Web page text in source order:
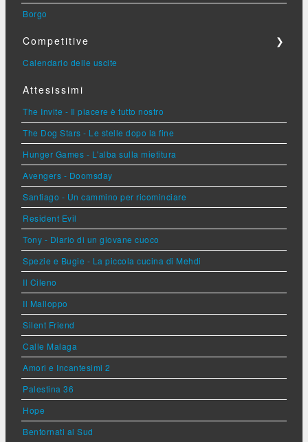
Borgo
Competitive ❯
Calendario delle uscite
Attesissimi
The Invite - Il piacere è tutto nostro
The Dog Stars - Le stelle dopo la fine
Hunger Games - L'alba sulla mietitura
Avengers - Doomsday
Santiago - Un cammino per ricominciare
Resident Evil
Tony - Diario di un giovane cuoco
Spezie e Bugie - La piccola cucina di Mehdi
Il Cileno
Il Malloppo
Silent Friend
Calle Malaga
Amori e Incantesimi 2
Palestina 36
Hope
Bentornati al Sud